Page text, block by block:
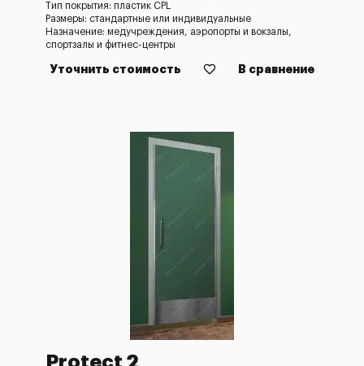
Тип покрытия: пластик CPL
Размеры: стандартные или индивидуальные
Назначение: медучреждения, аэропорты и вокзалы,
спортзалы и фитнес-центры
Уточнить стоимость В сравнение
Protect 2